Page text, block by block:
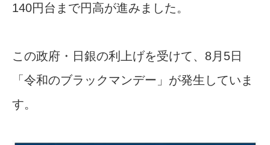
140円台まで円高が進みました。
この政府・日銀の利上げを受けて、8月5日
「令和のブラックマンデー」が発生していま
す。